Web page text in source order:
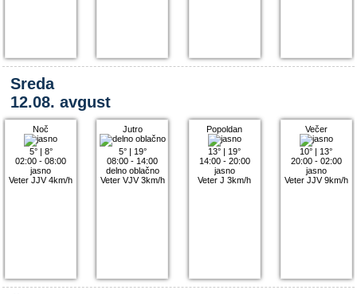
Sreda
12.08. avgust
Noč
5°| 8°
02:00 - 08:00
jasno
Veter JJV 4km/h
Jutro
5°| 19°
08:00 - 14:00
delno oblačno
Veter VJV 3km/h
Popoldan
13° | 19°
14:00 - 20:00
jasno
Veter J 3km/h
Večer
10° | 13°
20:00 - 02:00
jasno
Veter JJV 9km/h